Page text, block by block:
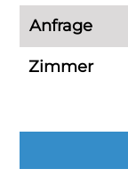
Anfrage
Zimmer